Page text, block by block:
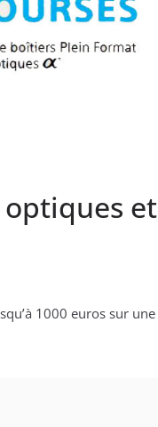
optiques et
1000 euros sur une